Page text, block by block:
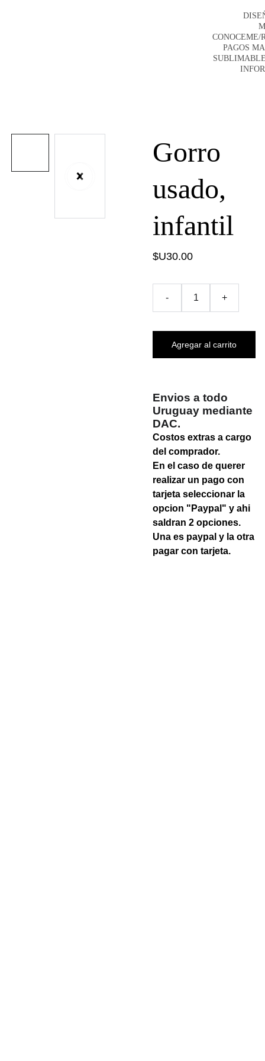
CONOCEME/
PAGOS
Gorro
usado,
infantil
$U30.00
- +
Agregar al carrito
Envios a todo
Uruguay mediante
DAC.
Costos extras a cargo
del comprador.
En el caso de querer
realizar un pago con
tarjeta seleccionar la
opcion "Paypal" y ahi
saldran 2 opciones.
Una es paypal y la otra
pagar con tarjeta.